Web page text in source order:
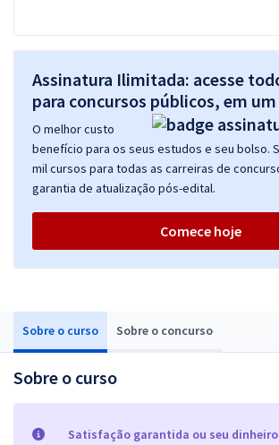
Sobre o curso Sobre o concurso
Sobre o curso
Satisfação garantida ou seu
Assinatura Ilimitada: acesse
para concursos públicos, em
O melhor custo
benefício para os seus estudos e seu bolso.
mil cursos para todas as carreiras de
garantia de atualização pós-edital.
Comece hoje